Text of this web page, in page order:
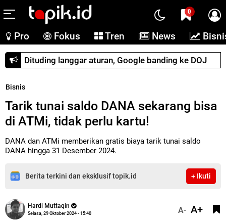
0
Pro Fokus Tren News
Dituding langgar aturan, Google banding ke DOJ
Bisnis
Tarik tunai saldo DANA sekarang bisa
di ATMi, tidak perlu kartu!
DANA dan ATMi memberikan gratis biaya tarik tunai saldo
DANA hingga 31 Desember 2024.
Berita terkini dan eksklusif topik.id + Ikuti
Hardi Muttaqin
Selasa, 29 Oktober 2024 - 15:40 A- A+